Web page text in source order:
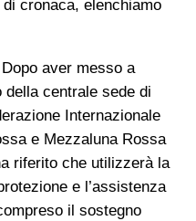
cronaca, elenchiamo
aver messo a
centrale sede di
Internazionale
e Mezzaluna Rossa
riferito che utilizzerà la
e l’assistenza
il sostegno